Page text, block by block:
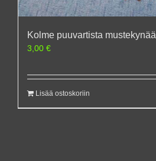
Kolme puuvartista mustekynää
3,00 €
Lisää ostoskoriin